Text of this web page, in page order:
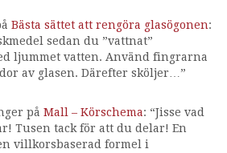
Bästa sättet att rengöra glasögonen:
sedan du ”vattnat”
ljummet vatten. Använd fingrarna
av glasen. Därefter sköljer… ”
på Mall – Körschema: “Jisse vad
Tusen tack för att du delar! En
villkorsbaserad formel i